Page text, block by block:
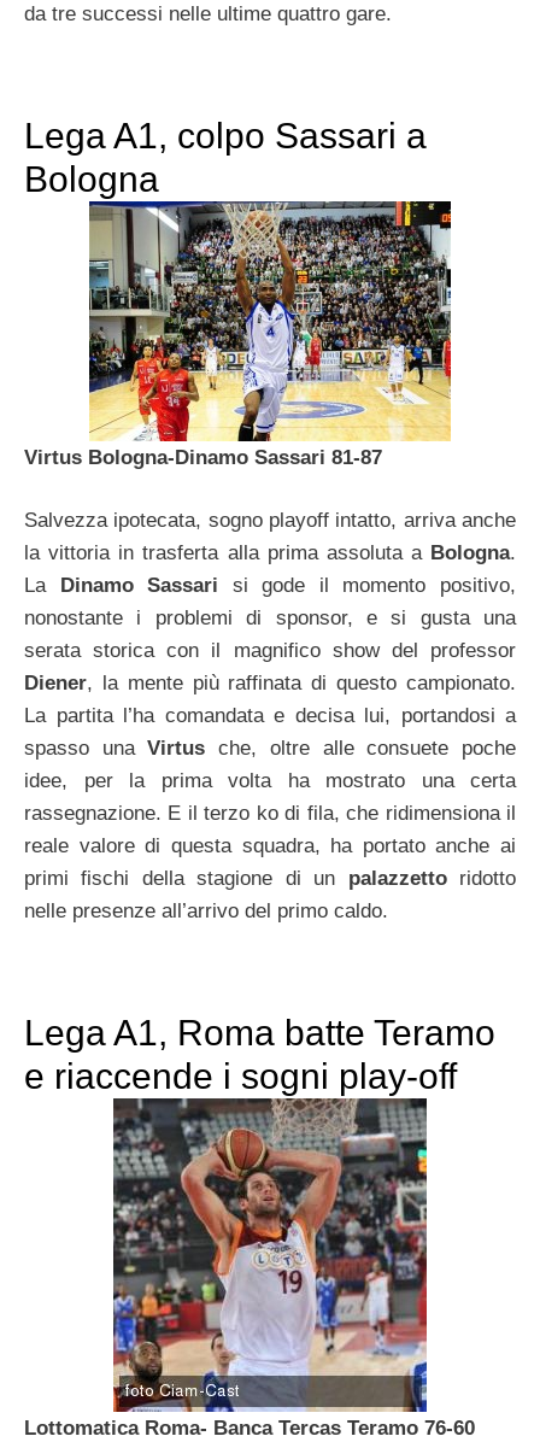
da tre successi nelle ultime quattro gare.
Lega A1, colpo Sassari a
Bologna
Virtus Bologna-Dinamo Sassari 81-87
Salvezza ipotecata, sogno playoff intatto, arriva anche
la vittoria in trasferta alla prima assoluta a Bologna.
La
Dinamo Sassari si gode il momento positivo,
nonostante i problemi di sponsor, e si gusta una
serata storica con il magnifico show del professor
Diener, la mente più raffinata di questo campionato.
La partita l’ha comandata e decisa lui, portandosi a
spasso unaVirtusche, oltre alle consuete poche
idee, per la prima volta ha mostrato una certa
rassegnazione. E il terzo ko di fila, che ridimensiona il
reale valore di questa squadra, ha portato anche ai
primi fischi della stagione di un palazzetto ridotto
nelle presenze all’arrivo del primo caldo.
Lega A1, Roma batte Teramo
e riaccende i sogni play-off
Lottomatica Roma- Banca Tercas Teramo 76-60